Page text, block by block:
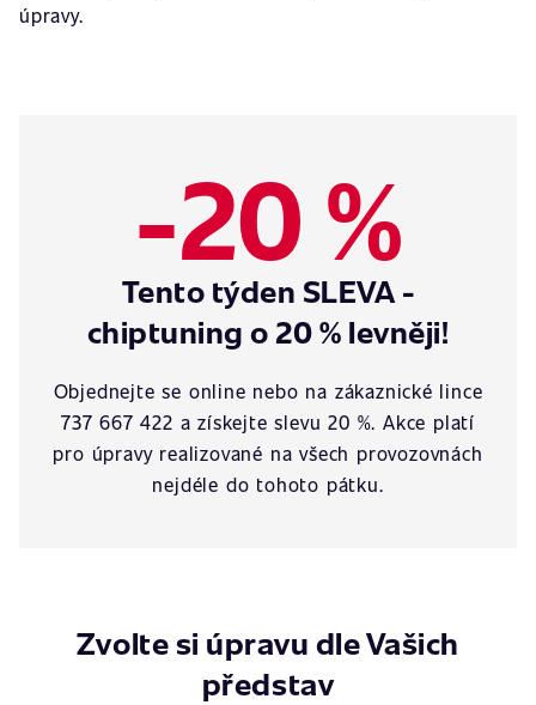
úpravy.
-20 %
Tento týden SLEVA -
chiptuning o 20 % levněji!
Objednejte se online nebo na zákaznické lince
737 667 422 a získejte slevu 20 %. Akce platí
pro úpravy realizované na všech provozovnách
nejdéle do tohoto pátku.
Zvolte si úpravu dle Vašich
představ